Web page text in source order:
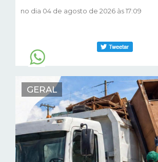
no dia 04 de agosto de 2026 às 17:09
GERAL